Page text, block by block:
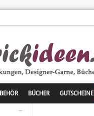
BÜCHER GUTSCHEINE